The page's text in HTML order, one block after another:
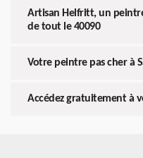
Artisan Helfritt, un
de tout le 40090
Votre peintre pas cher à
Accédez gratuitement à